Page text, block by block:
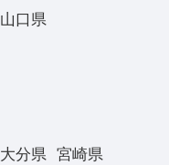
山口県
大分県
宮崎県